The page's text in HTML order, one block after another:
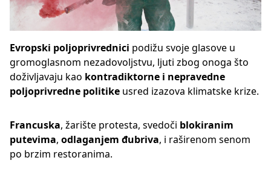
Evropski poljoprivrednici podižu svoje glasove u
gromoglasnom nezadovoljstvu, ljuti zbog onoga što
doživljavaju kao kontradiktorne i nepravedne
poljoprivredne politike usred izazova klimatske krize.
Francuska, žarište protesta, svedoči blokiranim
putevima, odlaganjem đubriva, i raširenom senom
po brzim restoranima.